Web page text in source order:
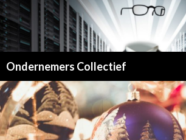
Ondernemers Collectief
NAAR
INHOUD